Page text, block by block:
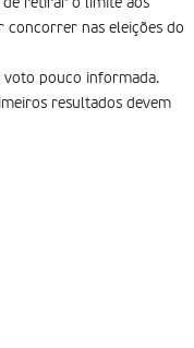
de retirar o limite aos
concorrer nas eleições do
voto pouco informada.
resultados devem